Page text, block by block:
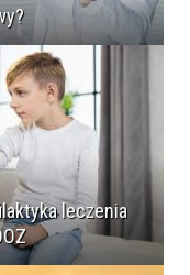
leczenia